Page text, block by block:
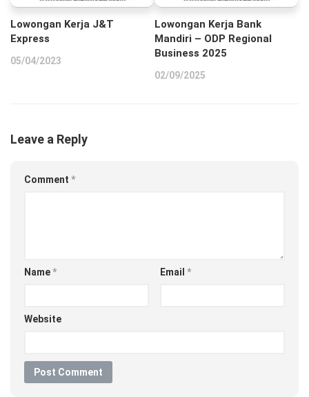
Lowongan Kerja J&T
Express
05/04/2023
Lowongan Kerja Bank
Mandiri – ODP Regional
Business 2025
02/09/2025
Leave a Reply
Comment *
Name* Email *
Website